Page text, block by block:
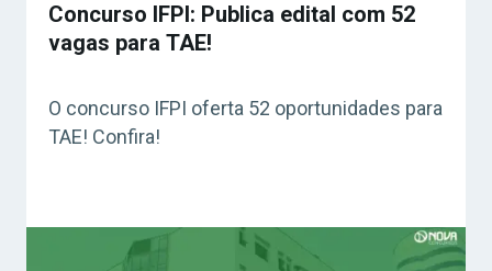
Concurso IFPI: Publica edital com 52
vagas para TAE!
O concurso IFPI oferta 52 oportunidades para
TAE! Confira!